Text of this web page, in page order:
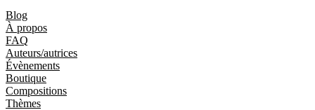
Blog
À propos
FAQ
Auteurs/autrices
Évènements
Boutique
Compositions
Thèmes